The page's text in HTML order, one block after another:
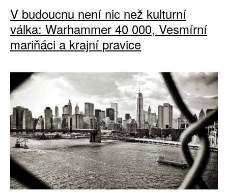
V budoucnu není nic než kulturní
válka: Warhammer 40 000, Vesmírní
mariňáci a krajní pravice